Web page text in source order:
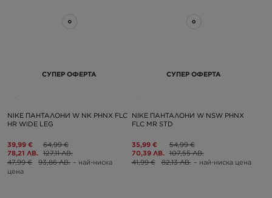
СУПЕР ОФЕРТА
NIKE ПАНТАЛОНИ W NK PHNX FLC
HR WIDE LEG
39,99 €
78,21 ЛВ.
64,99 €
127,11 ЛВ.
47,99 €
93,86 ЛВ. – най-ниска
цена
СУПЕР ОФЕРТА
NIKE ПАНТАЛОНИ W NSW PHNX
FLC MR STD
35,99 €
70,39 ЛВ.
54,99 €
107,55 ЛВ.
41,99 €
82,13 ЛВ. – най-ниска цена